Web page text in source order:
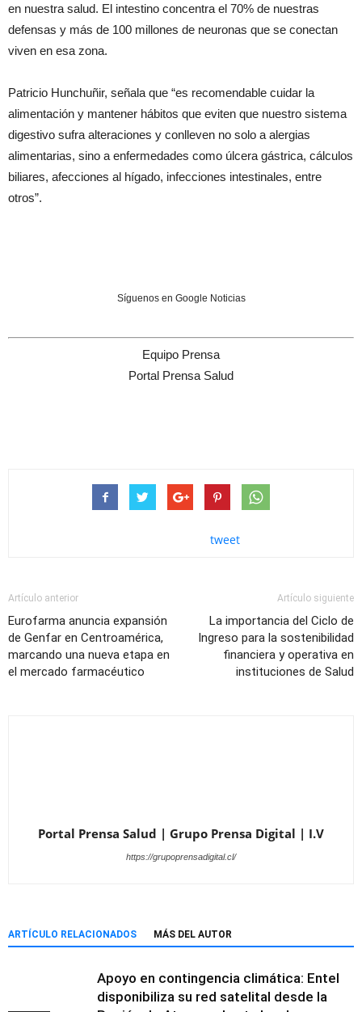
en nuestra salud. El intestino concentra el 70% de nuestras
defensas y más de 100 millones de neuronas que se conectan
viven en esa zona.
Patricio Hunchuñir, señala que “es recomendable cuidar la
alimentación y mantener hábitos que eviten que nuestro sistema
digestivo sufra alteraciones y conlleven no solo a alergias
alimentarias, sino a enfermedades como úlcera gástrica, cálculos
biliares, afecciones al hígado, infecciones intestinales, entre
otros”.
Síguenos en Google Noticias
Equipo Prensa
Portal Prensa Salud
tweet
Artículo anterior
Eurofarma anuncia expansión
de Genfar en Centroamérica,
marcando una nueva etapa en
el mercado farmacéutico
Artículo siguiente
La importancia del Ciclo de
Ingreso para la sostenibilidad
financiera y operativa en
instituciones de Salud
Portal Prensa Salud | Grupo Prensa Digital | I.V
https://grupoprensadigital.cl/
ARTÍCULO RELACIONADOS MÁS DEL AUTOR
Apoyo en contingencia climática: Entel
disponibiliza su red satelital desde la